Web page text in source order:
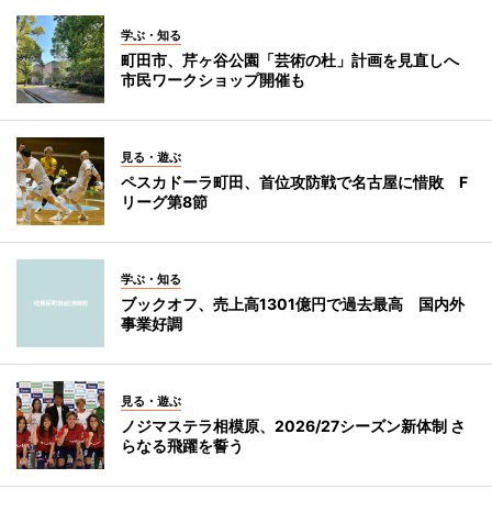
学ぶ・知る
町田市、芹ヶ谷公園「芸術の杜」計画を見直しへ
市民ワークショップ開催も
見る・遊ぶ
ペスカドーラ町田、首位攻防戦で名古屋に惜敗 F
リーグ第8節
学ぶ・知る
ブックオフ、売上高1301億円で過去最高 国内外
事業好調
見る・遊ぶ
ノジマステラ相模原、2026/27シーズン新体制 さ
らなる飛躍を誓う